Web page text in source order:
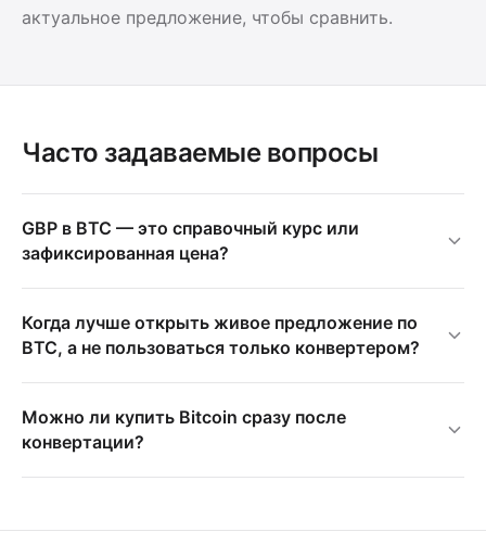
актуальное предложение, чтобы сравнить.
Часто задаваемые вопросы
GBP в BTC — это справочный курс или
зафиксированная цена?
Когда лучше открыть живое предложение по
BTC, а не пользоваться только конвертером?
Можно ли купить Bitcoin сразу после
конвертации?